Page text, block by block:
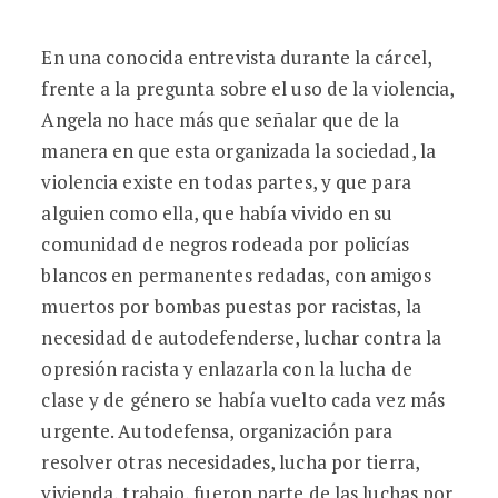
En una conocida entrevista durante la cárcel,
frente a la pregunta sobre el uso de la violencia,
Angela no hace más que señalar que de la
manera en que esta organizada la sociedad, la
violencia existe en todas partes, y que para
alguien como ella, que había vivido en su
comunidad de negros rodeada por policías
blancos en permanentes redadas, con amigos
muertos por bombas puestas por racistas, la
necesidad de autodefenderse, luchar contra la
opresión racista y enlazarla con la lucha de
clase y de género se había vuelto cada vez más
urgente. Autodefensa, organización para
resolver otras necesidades, lucha por tierra,